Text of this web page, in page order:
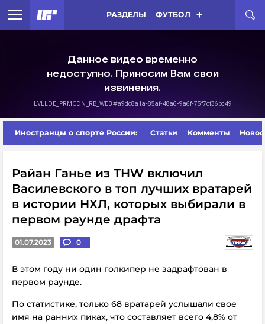
РАЗДЕЛЫ ФУТБОЛ
Иностранцы о спорте России: Статьи Комменты
Райан Ганье из THW включил
Василевского в топ лучших вратарей
в истории НХЛ, которых выбирали в
первом раунде драфта
01.07.2023 0
В этом году ни один голкипер не задрафтован в
первом раунде.
По статистике, только 68 вратарей услышали свое
имя на ранних пиках, что составляет всего 4,8% от